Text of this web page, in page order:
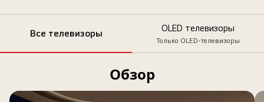
Все телевизоры OLED телевизоры
Только OLED-телевизоры
Все
телевизоры
Обзор